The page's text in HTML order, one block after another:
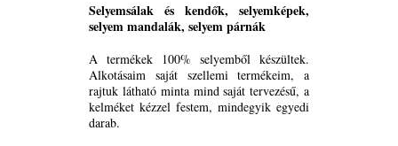
Selyemsálak és kendők, selyemképek,
selyem mandalák, selyem párnák
A termékek 100% selyemből készültek.
Alkotásaim saját szellemi termékeim, a
rajtuk látható minta mind saját tervezésű, a
kelméket kézzel festem, mindegyik egyedi
darab.